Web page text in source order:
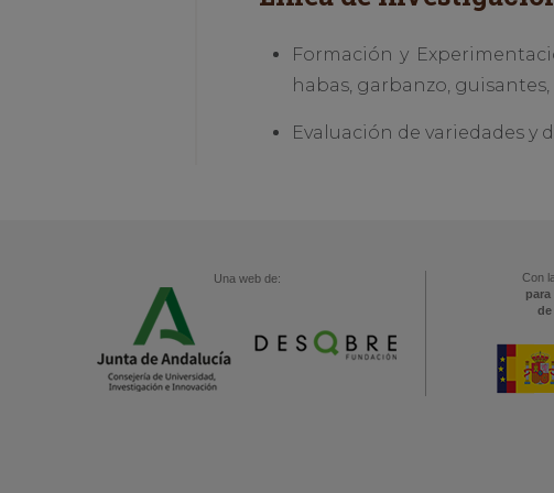
Formación y
habas, garbanzo,
Evaluación de variedades y
Una web de: Con
de